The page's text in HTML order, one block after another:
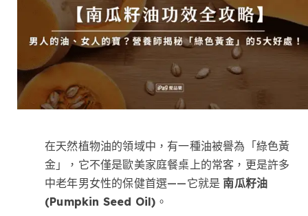
在天然植物油的領域中，有一種油被譽為「綠色黃
金」，它不僅是歐美家庭餐桌上的常客，更是許多
中老年男女性的保健首選——它就是 南瓜籽油
(Pumpkin Seed Oil) 。